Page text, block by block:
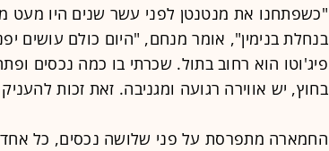
"כשפתחנו את מנטנטן לפני עשר שנים היו מעט
בנחלת בנימין", אומר מנחם, "היום כולם עושים
פיג'וטו הוא רחוב בתול. שכרתי בו כמה נכסים
בחוץ, יש אווירה רגועה ומגניבה. זאת זכות
החמארה מתפרסת על פני שלושה נכסים, כל אחד